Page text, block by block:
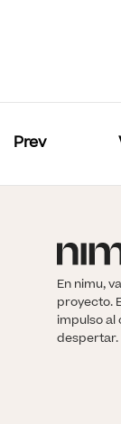
Prev
En nimu,
proyecto.
impulso al
despertar.